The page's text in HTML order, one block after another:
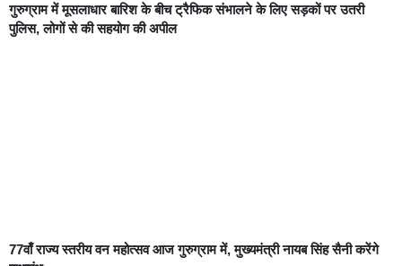
गुरुग्राम में मूसलाधार बारिश के बीच ट्रैफिक संभालने के लिए सड़कों पर उतरी
पुलिस, लोगों से की सहयोग की अपील
77वाँ राज्य स्तरीय वन महोत्सव आज गुरुग्राम में, मुख्यमंत्री नायब सिंह सैनी करेंगे